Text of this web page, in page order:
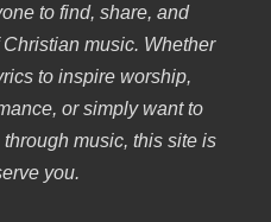
to find, share, and
music. Whether
to inspire worship,
or simply want to
music, this site is
you.